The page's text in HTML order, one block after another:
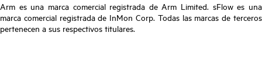
Arm es una marca comercial registrada de Arm Limited. sFlow es una
marca comercial registrada de InMon Corp. Todas las marcas de terceros
pertenecen a sus respectivos titulares.